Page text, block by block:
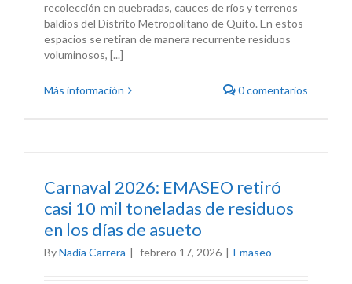
recolección en quebradas, cauces de ríos y terrenos
baldíos del Distrito Metropolitano de Quito. En estos
espacios se retiran de manera recurrente residuos
voluminosos, [...]
Más información 0 comentarios
Carnaval 2026: EMASEO retiró
casi 10 mil toneladas de residuos
en los días de asueto
ByNadia Carrera | febrero 17, 2026 | Emaseo